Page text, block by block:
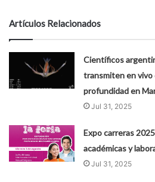
Artículos Relacionados
Científicos
transmiten en
profundidad en
Jul 31, 2025
Expo carreras
académicas y
Jul 31, 2025